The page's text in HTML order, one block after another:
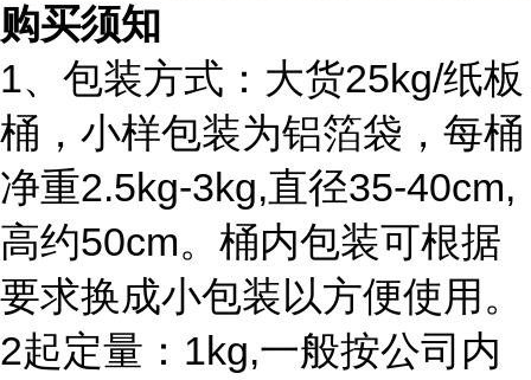
购买须知
1、包装方式：大货25kg/纸板
桶，小样包装为铝箔袋，每桶
净重2.5kg-3kg,直径35-40cm,
高约50cm。桶内包装可根据
要求换成小包装以方便使用。
2起定量：1kg,一般按公司内